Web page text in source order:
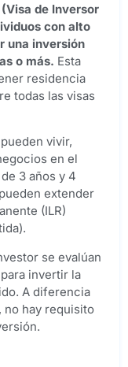
Visa de Inversor
con alto
una inversión
o más. Esta
residencia
todas las visas
vivir,
en el
3 años y 4
extender
(ILR)
se evalúan
invertir la
A diferencia
no hay requisito